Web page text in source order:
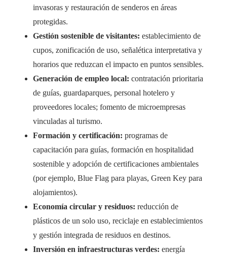
invasoras y restauración de senderos en áreas
protegidas.
Gestión sostenible de visitantes: establecimiento de
cupos, zonificación de uso, señalética interpretativa y
horarios que reduzcan el impacto en puntos sensibles.
Generación de empleo local: contratación prioritaria
de guías, guardaparques, personal hotelero y
proveedores locales; fomento de microempresas
vinculadas al turismo.
Formación y certificación: programas de
capacitación para guías, formación en hospitalidad
sostenible y adopción de certificaciones ambientales
(por ejemplo, Blue Flag para playas, Green Key para
alojamientos).
Economía circular y residuos: reducción de
plásticos de un solo uso, reciclaje en establecimientos
y gestión integrada de residuos en destinos.
Inversión en infraestructuras verdes: energía